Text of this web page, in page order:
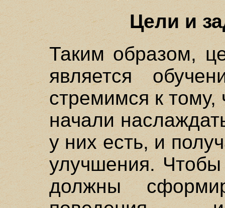
Цели и
Таким образом,
является
стремимся к тому,
начали
у них есть, и
улучшения.
должны